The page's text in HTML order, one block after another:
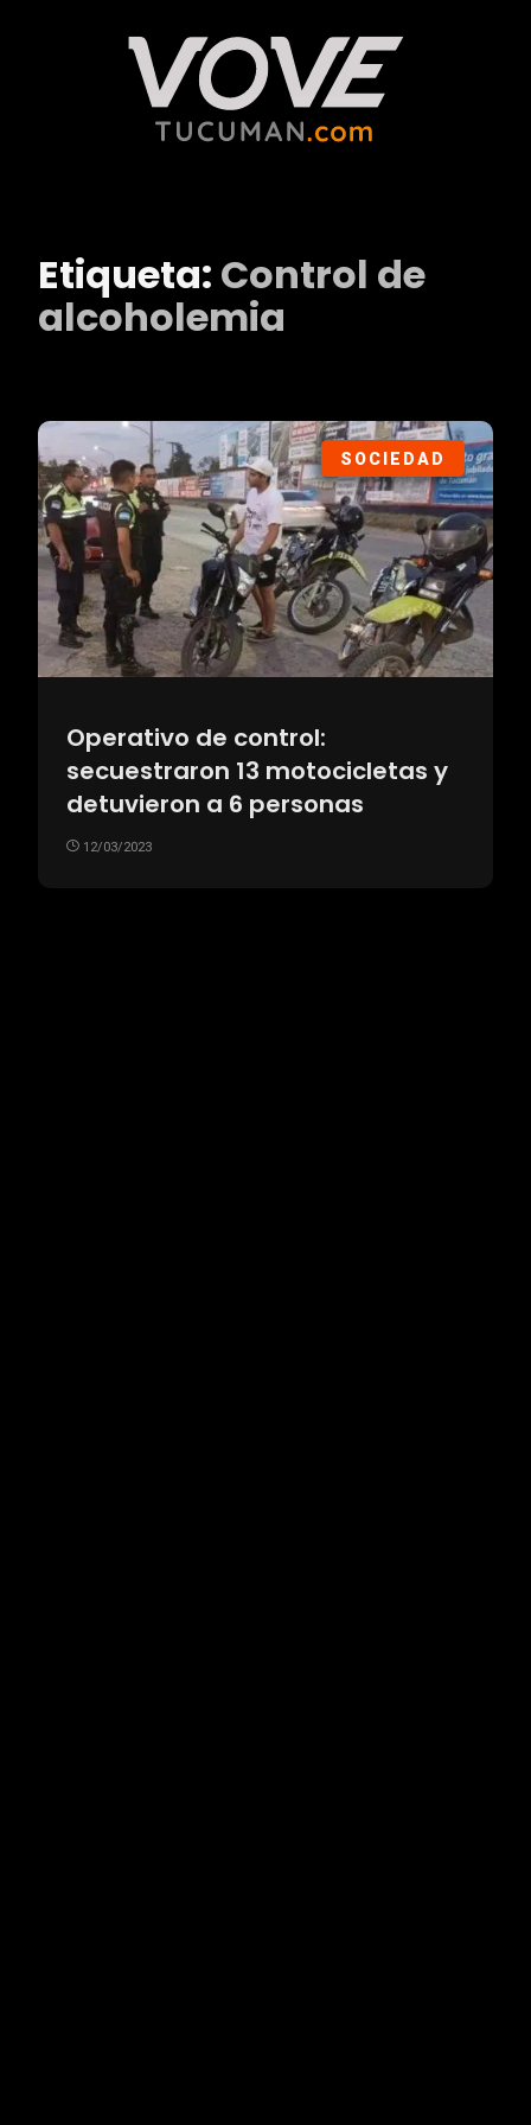
Etiqueta: Control de
alcoholemia
SOCIEDAD
Operativo de control:
secuestraron 13 motocicletas y
detuvieron a 6 personas
12/03/2023